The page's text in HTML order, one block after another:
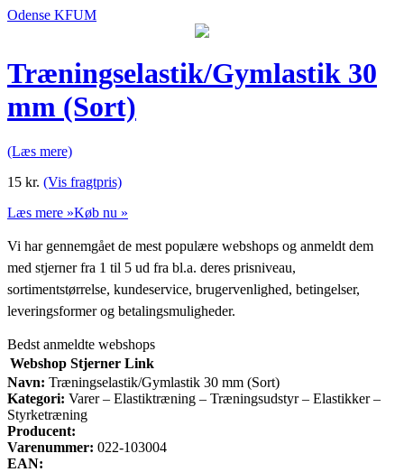
Odense KFUM
Træningselastik/Gymlastik 30
mm (Sort)
(Læs mere)
15 kr. (Vis fragtpris)
Læs mere »Køb nu »
Vi har gennemgået de mest populære webshops og anmeldt dem
med stjerner fra 1 til 5 ud fra bl.a. deres prisniveau,
sortimentstørrelse, kundeservice, brugervenlighed, betingelser,
leveringsformer og betalingsmuligheder.
Bedst anmeldte webshops
Webshop Stjerner Link
Navn: Træningselastik/Gymlastik 30 mm (Sort)
Kategori: Varer – Elastiktræning – Træningsudstyr – Elastikker –
Styrketræning
Producent:
Varenummer: 022-103004
EAN: